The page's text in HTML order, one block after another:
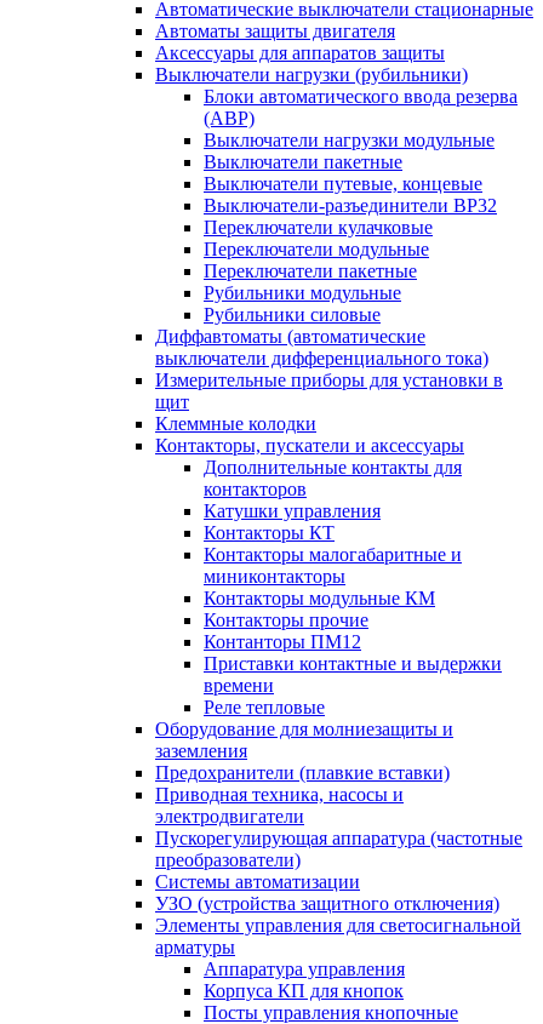
Автоматические выключатели стационарные
Автоматы защиты двигателя
Аксессуары для аппаратов защиты
Выключатели нагрузки (рубильники)
Блоки автоматического ввода резерва
(АВР)
Выключатели нагрузки модульные
Выключатели пакетные
Выключатели путевые, концевые
Выключатели-разъединители ВР32
Переключатели кулачковые
Переключатели модульные
Переключатели пакетные
Рубильники модульные
Рубильники силовые
Диффавтоматы (автоматические
выключатели дифференциального тока)
Измерительные приборы для установки в
щит
Клеммные колодки
Контакторы, пускатели и аксессуары
Дополнительные контакты для
контакторов
Катушки управления
Контакторы КТ
Контакторы малогабаритные и
миниконтакторы
Контакторы модульные КМ
Контакторы прочие
Контанторы ПМ12
Приставки контактные и выдержки
времени
Реле тепловые
Оборудование для молниезащиты и
заземления
Предохранители (плавкие вставки)
Приводная техника, насосы и
электродвигатели
Пускорегулирующая аппаратура (частотные
преобразователи)
Системы автоматизации
УЗО (устройства защитного отключения)
Элементы управления для светосигнальной
арматуры
Аппаратура управления
Корпуса КП для кнопок
Посты управления кнопочные